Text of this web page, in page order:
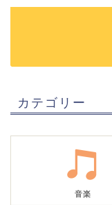
カテゴリー
音楽